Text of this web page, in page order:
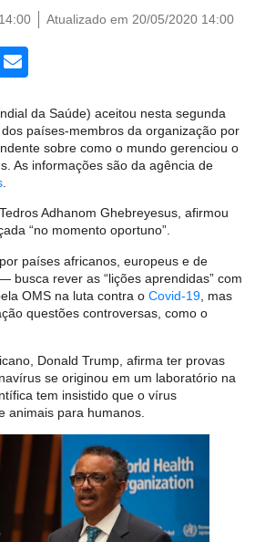
Atualizado em 20/05/2020 14:00
da Saúde) aceitou nesta segunda
países-membros da organização por
sobre como o mundo gerenciou o
As informações são da agência de
Adhanom Ghebreyesus, afirmou
“no momento oportuno”.
países africanos, europeus e de
busca rever as “lições aprendidas” com
OMS na luta contra o Covid-19 , mas
questões controversas, como o
Donald Trump, afirma ter provas
se originou em um laboratório na
tem insistido que o vírus
animais para humanos.